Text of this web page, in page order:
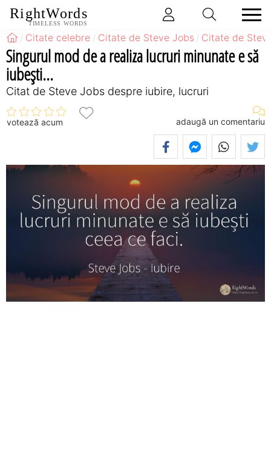
RightWords
TIMELESS WORDS
Citate celebre Citate de Steve Jobs Citate de
Singurul mod de a realiza lucruri minunate e să
iubești...
Citat de Steve Jobs despre iubire, lucruri
votează acum adaugă un comentariu